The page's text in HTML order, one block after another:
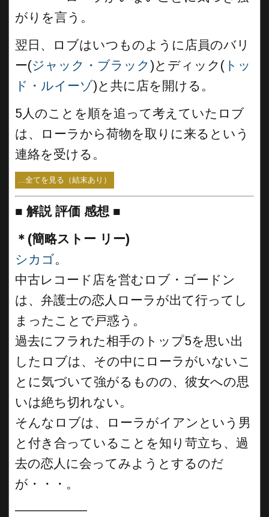
がりを言う。
翌日、ロブはいつものように店員のバリ
ー(ジャック・ブラック)とディック( トッ
ド・ルイーゾ)と共に店を開ける。
5人のことを順を追って考えていたロブ
は、ローラから荷物を取りに来るという
連絡を受ける。
...全てを見る（結末あり）
■ 解説 評価 感想 ■
＊(簡略ストー リー)
シカゴ。
中古レコード店を営むロブ・ゴードン
は、弁護士の恋人ローラが出て行ってし
まったことで戸惑う。
過去にフラれた相手のトップ5を思い出
したロブは、その中にローラがいないこ
とに気づいて強がるものの、彼女への思
いは絶ち切れない。
そんなロブは、ローラがイアンという男
と付き合っていることを知り苛立ち、過
去の恋人に会ってみようとするのだ
が・・・。